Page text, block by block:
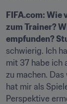
FIFA.com: Wie
zum Trainer?
empfunden?
schwierig. Ich
mit 37 habe ich
zu machen.
hat mir als
Perspektive